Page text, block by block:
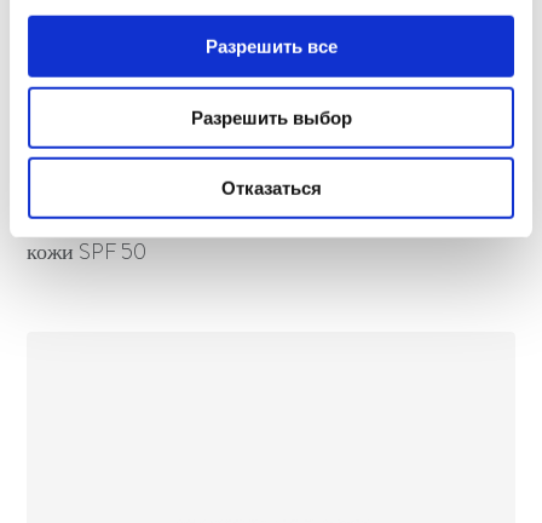
Разрешить все
Разрешить выбор
Отказаться
Прозрачный солнцезащитный спрей для влажной
кожи SPF 50